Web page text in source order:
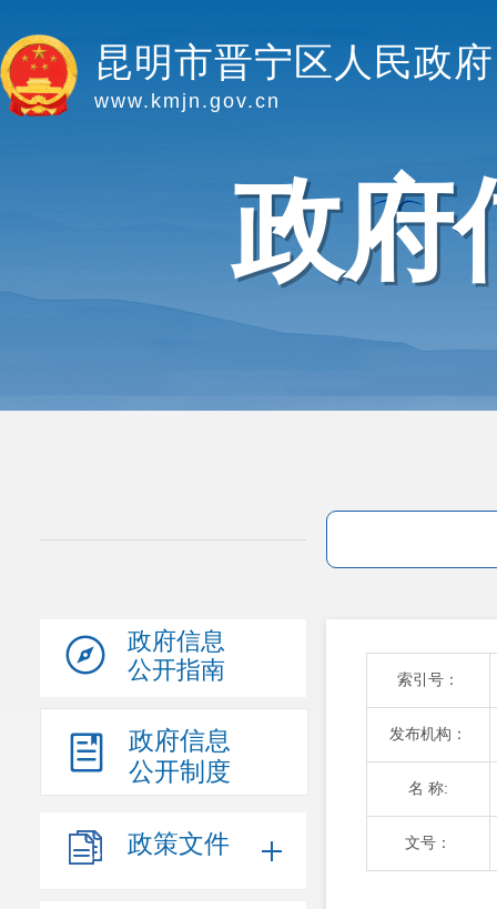
昆明市晋宁区人民政府
www.kmjn.gov.cn
政府
政府信息
公开指南
政府信息
公开制度
政策文件
索引号：
发布机构：
名 称:
文号：